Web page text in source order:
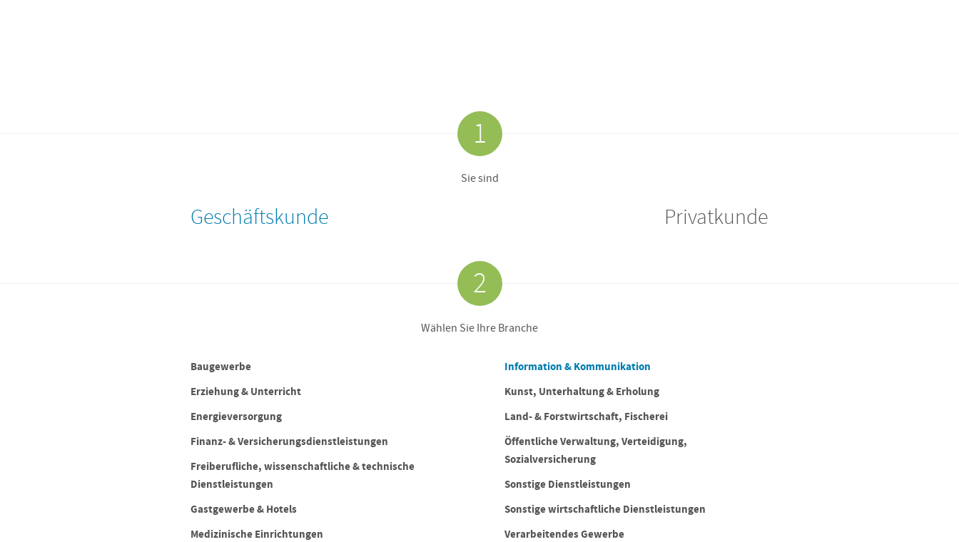
1
Sie sind
Geschäftskunde Privatkunde
2
Wählen Sie Ihre Branche
Baugewerbe
Erziehung & Unterricht
Energieversorgung
Finanz- & Versicherungsdienstleistungen
Freiberufliche, wissenschaftliche & technische
Dienstleistungen
Gastgewerbe & Hotels
Medizinische Einrichtungen
Information & Kommunikation
Kunst, Unterhaltung & Erholung
Land- & Forstwirtschaft, Fischerei
Öffentliche Verwaltung, Verteidigung,
Sozialversicherung
Sonstige Dienstleistungen
Sonstige wirtschaftliche Dienstleistungen
Verarbeitendes Gewerbe